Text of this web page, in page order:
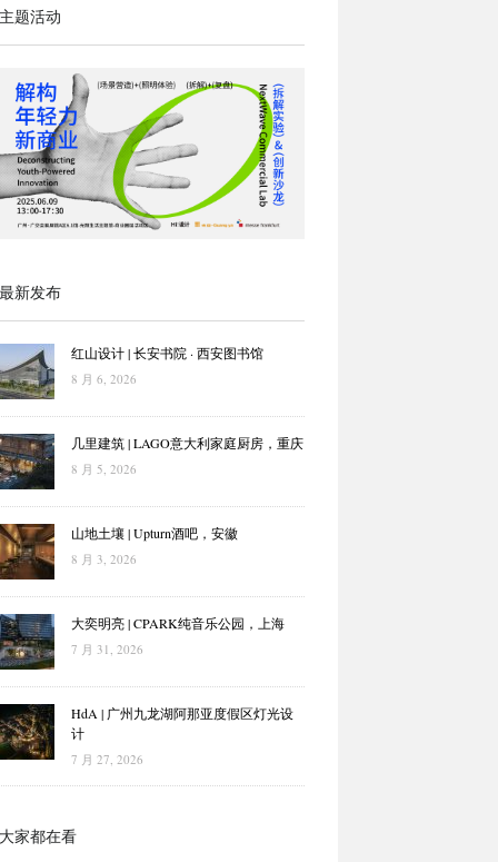
题活动
新发布
红山设计 | 长安书院 · 西安图书馆
8 月 6, 2026
几里建筑 | LAGO意大利家庭厨房，重庆
8 月 5, 2026
山地土壤 | Upturn酒吧，安徽
8 月 3, 2026
大奕明亮 | CPARK纯音乐公园，上海
7 月 31, 2026
HdA | 广州九龙湖阿那亚度假区灯光设
计
7 月 27, 2026
家都在看